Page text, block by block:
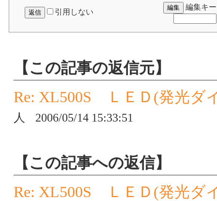
引用しない
編集キー
【この記事の返信元】
Re: XL500S ＬＥＤ(発光ダ
人 2006/05/14 15:33:51
【この記事への返信】
Re: XL500S ＬＥＤ(発光ダ